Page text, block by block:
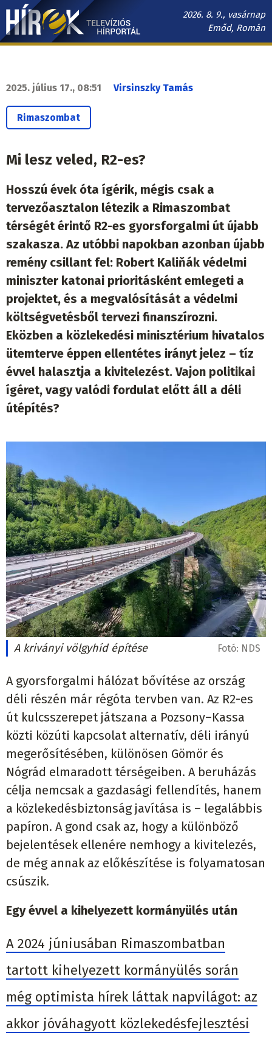
Ugrás
tartalomra
2026. 8. 9., vasárnap
Emőd, Román
Hírek.sk
navigáció
2025. július 17., 08:51 Virsinszky Tamás
Rimaszombat
Mi lesz veled, R2-es?
Hosszú évek óta ígérik, mégis csak a
tervezőasztalon létezik a Rimaszombat
térségét érintő R2-es gyorsforgalmi út újabb
szakasza. Az utóbbi napokban azonban újabb
remény csillant fel: Robert Kaliňák védelmi
miniszter katonai prioritásként emlegeti a
projektet, és a megvalósítását a védelmi
költségvetésből tervezi finanszírozni.
Eközben a közlekedési minisztérium hivatalos
ütemterve éppen ellentétes irányt jelez – tíz
évvel halasztja a kivitelezést. Vajon politikai
ígéret, vagy valódi fordulat előtt áll a déli
útépítés?
A kriványi völgyhíd építése Fotó: NDS
A gyorsforgalmi hálózat bővítése az ország
déli részén már régóta tervben van. Az R2-es
út kulcsszerepet játszana a Pozsony–Kassa
közti közúti kapcsolat alternatív, déli irányú
megerősítésében, különösen Gömör és
Nógrád elmaradott térségeiben. A beruházás
célja nemcsak a gazdasági fellendítés, hanem
a közlekedésbiztonság javítása is – legalábbis
papíron. A gond csak az, hogy a különböző
bejelentések ellenére nemhogy a kivitelezés,
de még annak az előkészítése is folyamatosan
csúszik.
Egy évvel a kihelyezett kormányülés után
A 2024 júniusában Rimaszombatban
tartott kihelyezett kormányülés során
még optimista hírek láttak napvilágot: az
akkor jóváhagyott közlekedésfejlesztési